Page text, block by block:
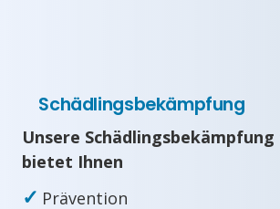
Schädlingsbekämpfung
Unsere
bietet Ihnen
✓ Prävention